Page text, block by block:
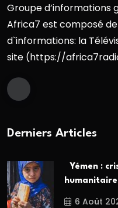
Groupe d’informations
Africa7 est composé
d`informations: la
site (https://
Derniers Articles
Yémen :
6 Août